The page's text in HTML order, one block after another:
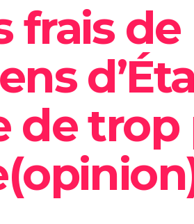
frais de
de